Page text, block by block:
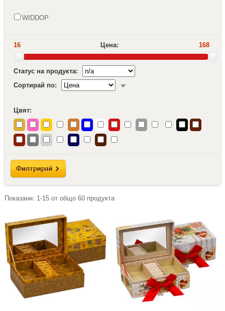
WIDDOP
16 Цена: 168
Статус на продукта:
Сортирай по:
Цвят:
Показани: 1-15от общо 60продукта